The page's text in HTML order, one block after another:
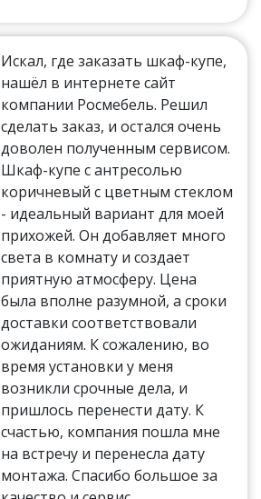
Искал, где заказать шкаф-купе,
нашёл в интернете сайт
компании Росмебель. Решил
сделать заказ, и остался очень
доволен полученным сервисом.
Шкаф-купе с антресолью
коричневый с цветным стеклом
- идеальный вариант для моей
прихожей. Он добавляет много
света в комнату и создает
приятную атмосферу. Цена
была вполне разумной, а сроки
доставки соответствовали
ожиданиям. К сожалению, во
время установки у меня
возникли срочные дела, и
пришлось перенести дату. К
счастью, компания пошла мне
на встречу и перенесла дату
монтажа. Спасибо большое за